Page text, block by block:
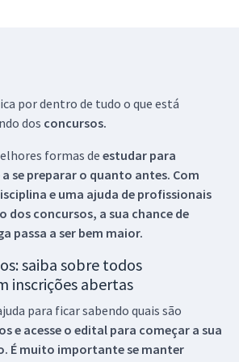
por dentro de tudo o que está
dos concursos.
formas de estudar para
se preparar o quanto antes. Com
e uma ajuda de profissionais
dos concursos, a sua chance de
passa a ser bem maior.
saiba sobre todos
inscrições abertas
para ficar sabendo quais são
e acesse o edital para começar a sua
É muito importante se manter